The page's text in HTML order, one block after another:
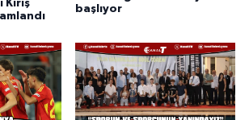
başlıyor